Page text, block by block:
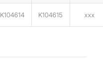
K104614 K104615 xxx